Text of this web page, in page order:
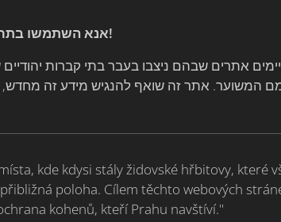
אנא השתמשו בתרגום אוטומטי של גוגל, תודה על ההבנה!
kde kdysi stály židovské hřbitovy, které
poloha. Cílem těchto webových
kohenů, kteří Prahu navštíví."